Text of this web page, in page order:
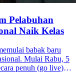
Pelabuhan
Naik Kelas
babak baru
Mulai Rabu, 5
penuh (go live)